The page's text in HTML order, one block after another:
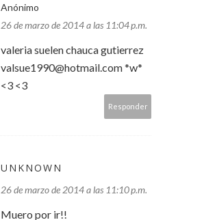
Anónimo
26 de marzo de 2014 a las 11:04 p.m.
valeria suelen chauca gutierrez
valsue1990@hotmail.com *w*
<3 <3
Responder
UNKNOWN
26 de marzo de 2014 a las 11:10 p.m.
Muero por ir!!